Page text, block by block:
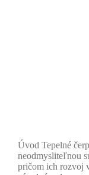
Úvod Tepelné
neodmysliteľnou
pričom ich rozvoj